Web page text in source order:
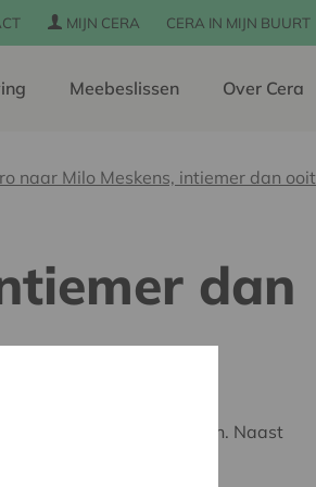
MIJN CERA CERA IN MIJN BUURT
Meebeslissen Over Cera
naar Milo Meskens, intiemer dan ooit
dan
of vrouwtje staan. Naast
heel bijzonder kader…